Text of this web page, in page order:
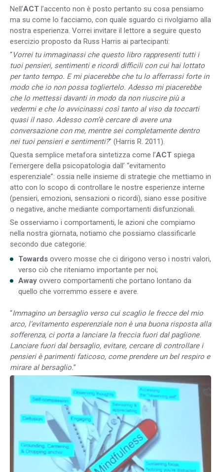
Nell’ACT l’accento non è posto pertanto su cosa pensiamo
ma su come lo facciamo, con quale sguardo ci rivolgiamo alla
nostra esperienza. Vorrei invitare il lettore a seguire questo
esercizio proposto da Russ Harris ai partecipanti:
“Vorrei tu immaginassi che questo libro rappresenti tutti i
tuoi pensieri, sentimenti e ricordi difficili con cui hai lottato
per tanto tempo. E mi piacerebbe che tu lo afferrassi forte in
modo che io non possa togliertelo. Adesso mi piacerebbe
che lo mettessi davanti in modo da non riuscire più a
vedermi e che lo avvicinassi così tanto al viso da toccarti
quasi il naso. Adesso com’è cercare di avere una
conversazione con me, mentre sei completamente dentro
nei tuoi pensieri e sentimenti?” (Harris R. 2011).
Questa semplice metafora sintetizza come l’ACT spiega
l’emergere della psicopatologia dall’ “evitamento
esperenziale”: ossia nelle insieme di strategie che mettiamo in
atto con lo scopo di controllare le nostre esperienze interne
(pensieri, emozioni, sensazioni o ricordi), siano esse positive
o negative, anche mediante comportamenti disfunzionali.
Se osserviamo i comportamenti, le azioni che compiamo
nella nostra giornata, notiamo che possiamo classificarle
secondo due categorie:
Towards ovvero mosse che ci dirigono verso i nostri valori,
verso ciò che riteniamo importante per noi;
Away ovvero comportamenti che portano lontano da
quello che vorremmo essere e avere.
“Immagino un bersaglio verso cui scaglio le frecce del mio
arco, l’evitamento esperenziale non è una buona risposta alla
sofferenza, ci porta a lanciare la freccia fuori dal paglione.
Lanciare fuori dal bersaglio, evitare, cercare di controllare i
pensieri è parimenti faticoso, come prendere un bel respiro e
mirare al bersaglio.”